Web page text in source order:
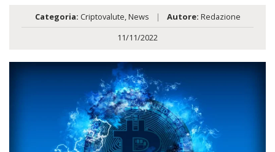
Categoria: Criptovalute,News | Autore: Redazione
11/11/2022